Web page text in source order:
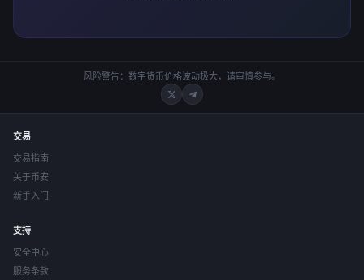
风险警告：数字货币价格波动极大，请审慎参与。
交易
交易指南
关于币安
新手入门
支持
安全中心
服务条款